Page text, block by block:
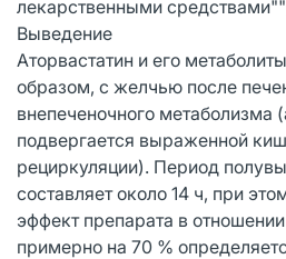
лекарственными
Выведение
Аторвастатин и его
образом, с желчью после
внепеченочного метаболизма
подвергается выраженной
рециркуляции). Период
составляет около 14 ч, при
эффект препарата в
примерно на 70 %